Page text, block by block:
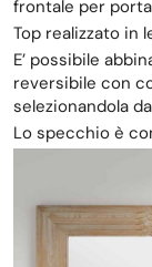
frontale per
Top realizzato in
E’ possibile
reversibile con
selezionandola
Lo specchio è